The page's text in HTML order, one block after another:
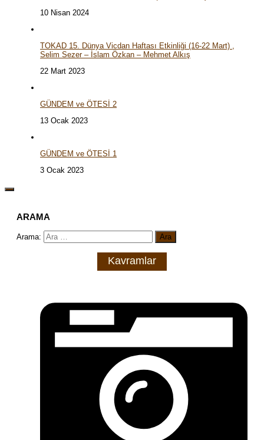
10 Nisan 2024
TOKAD 15. Dünya Vicdan Haftası Etkinliği (16-22 Mart) ,
Selim Sezer – İslam Özkan – Mehmet Alkış
22 Mart 2023
GÜNDEM ve ÖTESİ 2
13 Ocak 2023
GÜNDEM ve ÖTESİ 1
3 Ocak 2023
ARAMA
Arama:
Kavramlar